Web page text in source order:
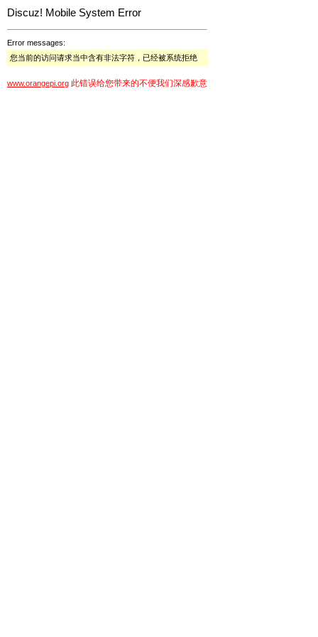
Discuz! Mobile System Error
Error messages:
您当前的访问请求当中含有非法字符，已经被系统拒绝
www.orangepi.org 此错误给您带来的不便我们深感歉意